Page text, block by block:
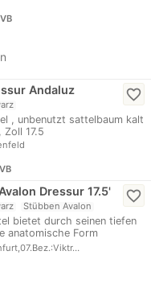
VB
Andaluz
, unbenutzt sattelbaum kalt
Zoll 17.5
favorite_border
VB
Dressur 17.5'
Stübben Avalon
bietet durch seinen tiefen
anatomische Form
favorite_border